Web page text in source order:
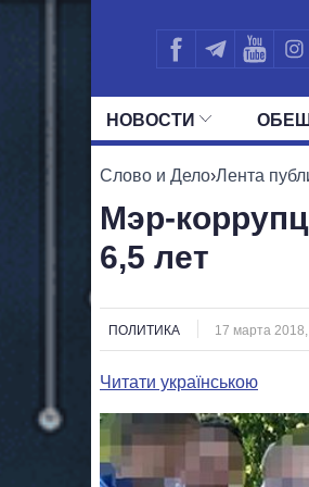
НОВОСТИ
ВСЕ
Слово и Дело›Лента
Мэр-
6,5 лет
ПОЛИТИКА 17 марта
Читати українською